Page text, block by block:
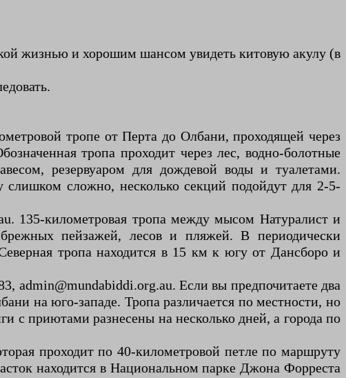
жизнью и хорошим шансом увидеть китовую акулу (в
тропе от Перта до Олбани, проходящей через
тропа проходит через лес, водно-болотные
резервуаром для дождевой воды и туалетами.
сложно, несколько секций подойдут для 2-5-
135-километровая тропа между мысом Натуралист и
пейзажей, лесов и пляжей. В периодически
тропа находится в 15 км к югу от Дансборо и
admin@mundabiddi.org.au. Если вы предпочитаете два
на юго-западе. Тропа различается по местности, но
с приютами разнесены на несколько дней, а города по
проходит по 40-километровой петле по маршруту
находится в Национальном парке Джона Форреста